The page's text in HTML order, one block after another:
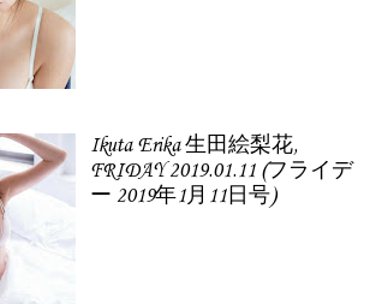
Ikuta Erika 生田絵梨花,
FRIDAY 2019.01.11 (フライデ
ー 2019年1月11日号)